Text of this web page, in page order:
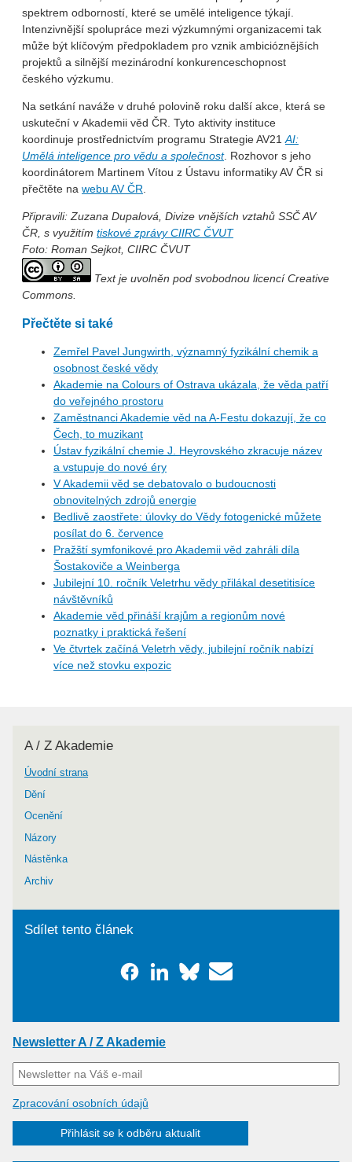
spektrem odborností, které se umělé inteligence týkají.
Intenzivnější spolupráce mezi výzkumnými organizacemi tak
může být klíčovým předpokladem pro vznik ambicióznějších
projektů a silnější mezinárodní konkurenceschopnost
českého výzkumu.
Na setkání naváže v druhé polovině roku další akce, která se
uskuteční v Akademii věd ČR. Tyto aktivity instituce
koordinuje prostřednictvím programu Strategie AV21 AI:
Umělá inteligence pro vědu a společnost. Rozhovor s jeho
koordinátorem Martinem Vítou z Ústavu informatiky AV ČR si
přečtěte na webu AV ČR
Připravili: Zuzana Dupalová, Divize vnějších vztahů SSČ AV
ČR, s využitím tiskové zprávy CIIRC ČVUT
Foto: Roman Sejkot, CIIRC ČVUT
Text je uvolněn pod svobodnou licencí Creative
Commons.
Přečtěte si také
Zemřel Pavel Jungwirth, významný fyzikální chemik a
osobnost české vědy
Akademie na Colours of Ostrava ukázala, že věda patří
do veřejného prostoru
Zaměstnanci Akademie věd na A-Festu dokazují, že co
Čech, to muzikant
Ústav fyzikální chemie J. Heyrovského zkracuje název
a vstupuje do nové éry
V Akademii věd se debatovalo o budoucnosti
obnovitelných zdrojů energie
Bedlivě zaostřete: úlovky do Vědy fotogenické můžete
posílat do 6. července
Pražští symfonikové pro Akademii věd zahráli díla
Šostakoviče a Weinberga
Jubilejní 10. ročník Veletrhu vědy přilákal desetitisíce
návštěvníků
Akademie věd přináší krajům a regionům nové
poznatky i praktická řešení
Ve čtvrtek začíná Veletrh vědy, jubilejní ročník nabízí
více než stovku expozic
A / Z Akademie
Úvodní strana
Dění
Ocenění
Názory
Nástěnka
Archiv
Sdílet tento článek
Newsletter A / Z Akademie
Zpracování osobních údajů
Přihlásit se k odběru aktualit